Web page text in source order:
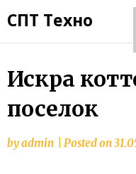
СПТ Техно
Искра
поселок
byadmin Posted on